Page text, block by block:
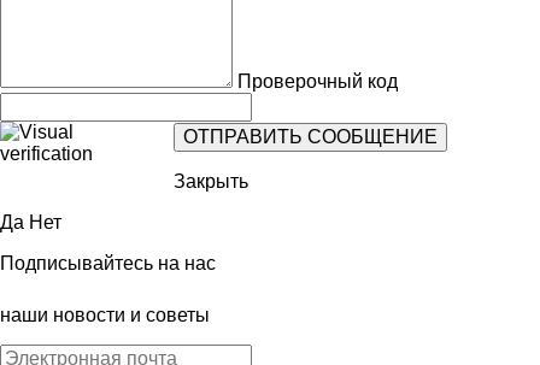
Проверочный код
Закрыть
Да Нет
Подписывайтесь на нас
наши новости и советы